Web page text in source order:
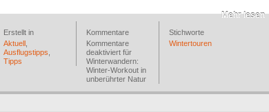
Erstellt in
Aktuell
Ausflugstipps
Tipps
Kommentare
Kommentare
deaktiviert für
Winterwandern:
Winter-Workout in
unberührter Natur
Stichworte
Wintertouren
Mehr lesen